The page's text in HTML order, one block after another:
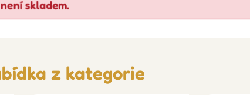
skladem.
z kategorie